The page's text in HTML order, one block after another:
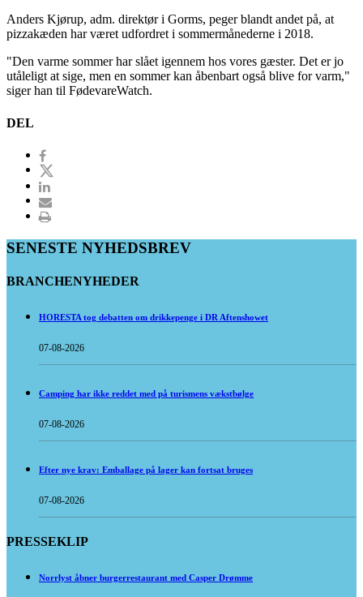
Anders Kjørup, adm. direktør i Gorms, peger blandt andet på, at
pizzakæden har været udfordret i sommermånederne i 2018.
"Den varme sommer har slået igennem hos vores gæster. Det er jo
utåleligt at sige, men en sommer kan åbenbart også blive for varm,"
siger han til FødevareWatch.
DEL
SENESTE NYHEDSBREV
BRANCHENYHEDER
HORESTA tog debatten om drikkepenge i DR Aftenshowet
07-08-2026
Camping har ikke reddet med på turismens vækstbølge
07-08-2026
Efter nye krav: Emballage på lager kan fortsat bruges
07-08-2026
PRESSEKLIP
Norrlyst åbner burgerrestaurant med Casper Drømme